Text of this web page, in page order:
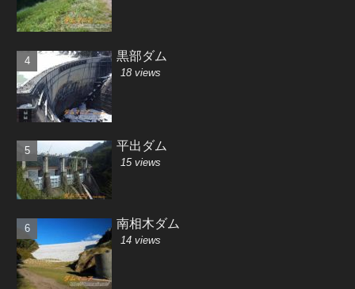
黒部ダム
18 views
平出ダム
15 views
南相木ダム
14 views